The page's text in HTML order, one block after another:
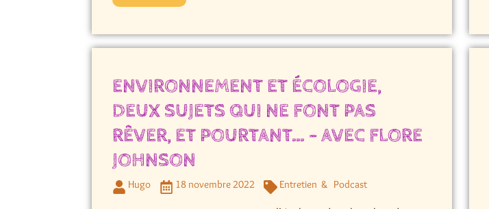
ENVIRONNEMENT ET ÉCOLOGIE,
DEUX SUJETS QUI NE FONT PAS
RÊVER, ET POURTANT… – AVEC FLORE
JOHNSON
Hugo 18 novembre 2022 Entretien Podcast